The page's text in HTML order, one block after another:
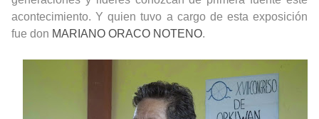
acontecimiento. Y quien tuvo a cargo de esta exposición
fue don MARIANO ORACO NOTENO.